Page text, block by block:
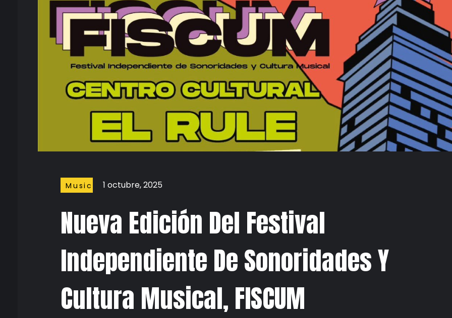
Nueva Edición Del Festival
Independiente De Sonoridades Y
Cultura Musical, FISCUM
1 octubre, 2025
Music